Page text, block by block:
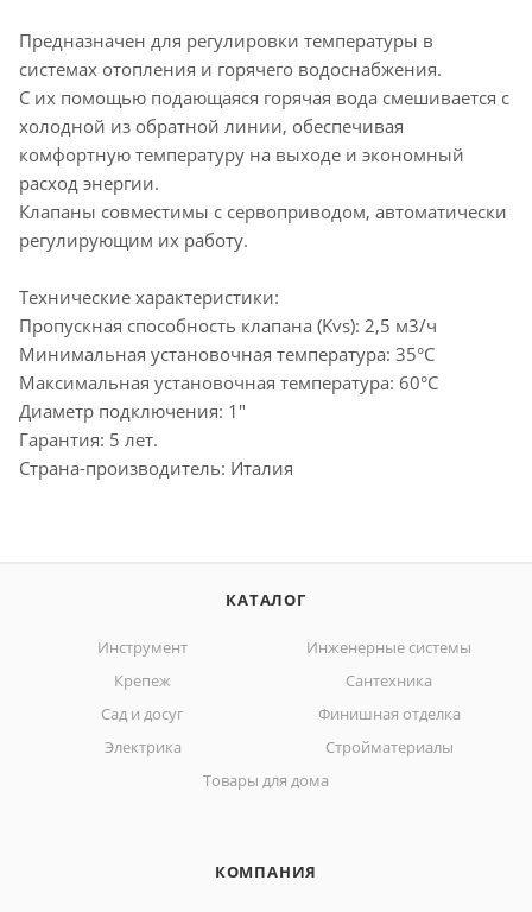
Предназначен для регулировки температуры в
системах отопления и горячего водоснабжения.
С их помощью подающаяся горячая вода смешивается с
холодной из обратной линии, обеспечивая
комфортную температуру на выходе и экономный
расход энергии.
Клапаны совместимы с сервоприводом, автоматически
регулирующим их работу.
Технические характеристики:
Пропускная способность клапана (Kvs): 2,5 м3/ч
Минимальная установочная температура: 35°С
Максимальная установочная температура: 60°С
Диаметр подключения: 1"
Гарантия: 5 лет.
Страна-производитель: Италия
КАТАЛОГ
Инструмент
Инженерные системы
Крепеж
Сантехника
Сад и досуг
Финишная отделка
Электрика
Стройматериалы
Товары для дома
КОМПАНИЯ